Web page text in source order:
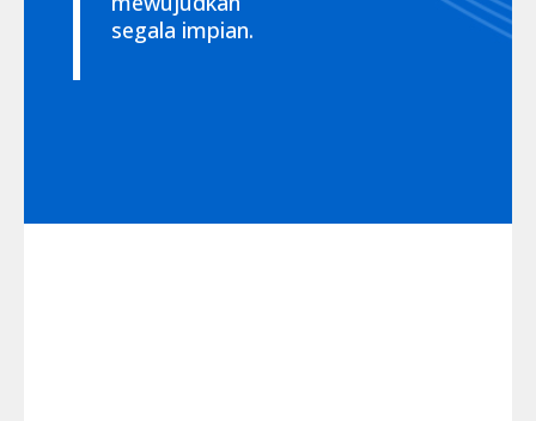
segala impian.